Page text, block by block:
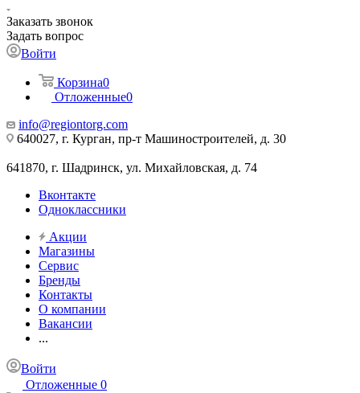
Заказать звонок
Задать вопрос
Войти
Корзина0
Отложенные0
info@regiontorg.com
640027, г. Курган, пр-т Машиностроителей, д. 30
641870, г. Шадринск, ул. Михайловская, д. 74
Вконтакте
Одноклассники
Акции
Магазины
Сервис
Бренды
Контакты
О компании
Вакансии
...
Войти
Отложенные 0